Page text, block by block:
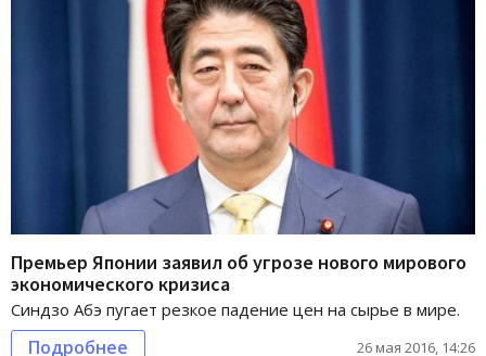
Премьер Японии заявил об угрозе нового мирового
экономического кризиса
Синдзо Абэ пугает резкое падение цен на сырье в мире.
Подробнее 26 мая 2016, 14:26